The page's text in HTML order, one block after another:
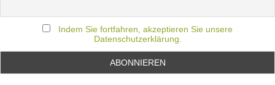
Indem Sie fortfahren, akzeptieren Sie unsere
Datenschutzerklärung.